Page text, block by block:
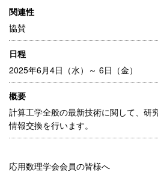
関連性
協賛
日程
2025年6月4日（水）～ 6日（金）
概要
計算工学全般の最新技術に関して、研
情報交換を行います。
応用数理学会会員の皆様へ